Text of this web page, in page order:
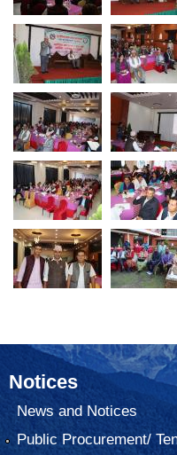
Notices
News and Notices
Public Procurement/